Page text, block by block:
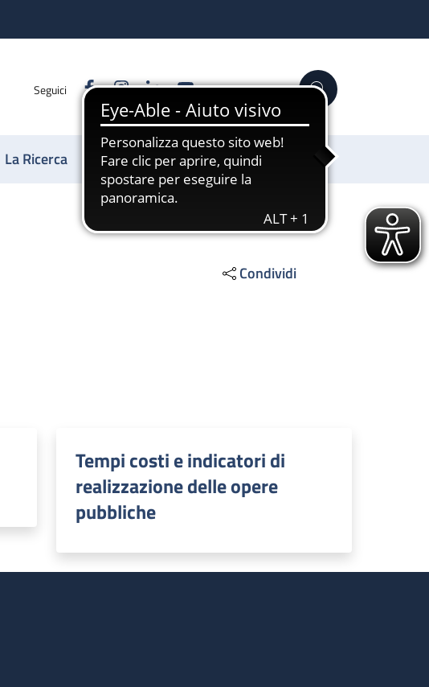
Seguici FacebookInstagram
LinkedinYouTube Cerca
La Ricerca Sostienici
Condividi
Tempi costi e indicatori di
realizzazione delle opere
pubbliche